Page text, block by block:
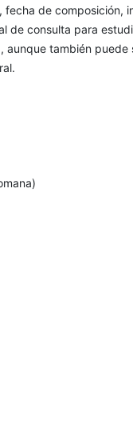
de composición,
de consulta para
aunque también